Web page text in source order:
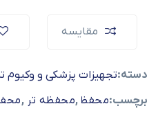
مقایسه
دسته:تجهیزات پزشکی و وکیوم
برچسب:محفظه ترشحات
,محفظه ترشحات
,